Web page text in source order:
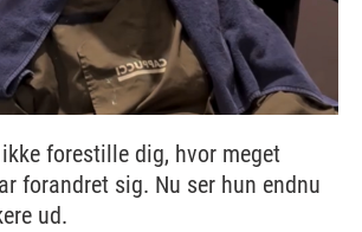
forestille dig, hvor meget
forandret sig. Nu ser hun endnu
ud.